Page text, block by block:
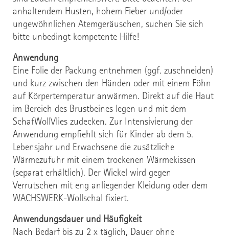
anhaltendem Husten, hohem Fieber und/oder
ungewöhnlichen Atemgeräuschen, suchen Sie sich
bitte unbedingt kompetente Hilfe!
Anwendung
Eine Folie der Packung entnehmen (ggf. zuschneiden)
und kurz zwischen den Händen oder mit einem Föhn
auf Körpertemperatur anwärmen. Direkt auf die Haut
im Bereich des Brustbeines legen und mit dem
SchafWollVlies zudecken. Zur Intensivierung der
Anwendung empfiehlt sich für Kinder ab dem 5.
Lebensjahr und Erwachsene die zusätzliche
Wärmezufuhr mit einem trockenen Wärmekissen
(separat erhältlich). Der Wickel wird gegen
Verrutschen mit eng anliegender Kleidung oder dem
WACHSWERK-Wollschal fixiert.
Anwendungsdauer und Häufigkeit
Nach Bedarf bis zu 2 x täglich, Dauer ohne